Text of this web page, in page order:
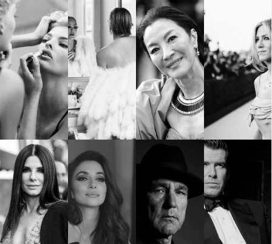
КАТЕГОРИИ
Wine&Dine
Подкасти
Мода
Dialogue
Изкуство
Красота
Цветно
Гурме
Пътувай
Wellness
ЗА НАС
Условия за
ползване
Реклама
поверителност
ModerenDom